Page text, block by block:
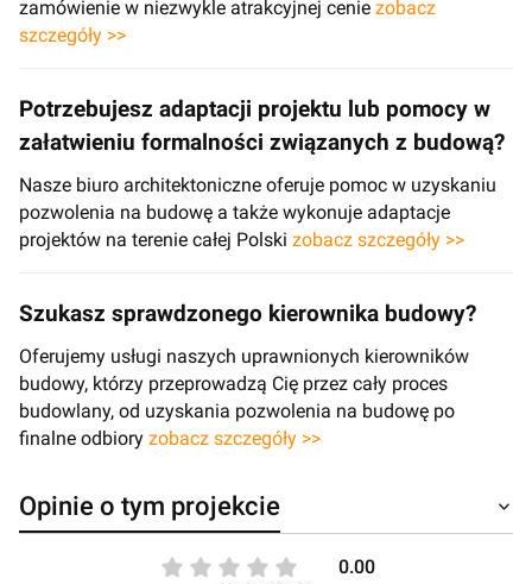
zamówienie w niezwykle atrakcyjnej cenie zobacz
szczegóły >>
Potrzebujesz adaptacji projektu lub pomocy w
załatwieniu formalności związanych z budową?
Nasze biuro architektoniczne oferuje pomoc w uzyskaniu
pozwolenia na budowę a także wykonuje adaptacje
projektów na terenie całej Polski zobacz szczegóły >>
Szukasz sprawdzonego kierownika budowy?
Oferujemy usługi naszych uprawnionych kierowników
budowy, którzy przeprowadzą Cię przez cały proces
budowlany, od uzyskania pozwolenia na budowę po
finalne odbiory zobacz szczegóły >>
Opinie o tym projekcie
0.00